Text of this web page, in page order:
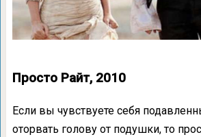
Просто Райт, 2010
Если вы чувствуете себя
оторвать голову от подушки, то